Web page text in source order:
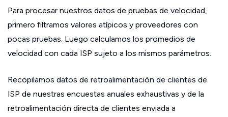
Para procesar nuestros datos de pruebas de velocidad,
primero filtramos valores atípicos y proveedores con
pocas pruebas. Luego calculamos los promedios de
velocidad con cada ISP sujeto a los mismos parámetros.
Recopilamos datos de retroalimentación de clientes de
ISP de nuestras encuestas anuales exhaustivas y de la
retroalimentación directa de clientes enviada a